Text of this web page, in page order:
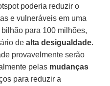
poderia reduzir o
e vulneráveis em uma
para 100 milhões,
dealta desigualdade.
provavelmente serão
pelas mudanças
para reduzir a